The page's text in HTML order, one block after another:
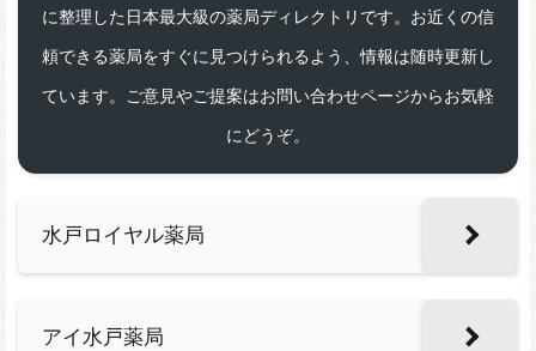
に整理した日本最大級の薬局ディレクトリです。お近くの信
頼できる薬局をすぐに見つけられるよう、情報は随時更新し
ています。ご意見やご提案はお問い合わせページからお気軽
にどうぞ。
水戸ロイヤル薬局
アイ水戸薬局